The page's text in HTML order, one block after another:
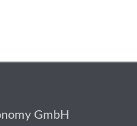
GmbH